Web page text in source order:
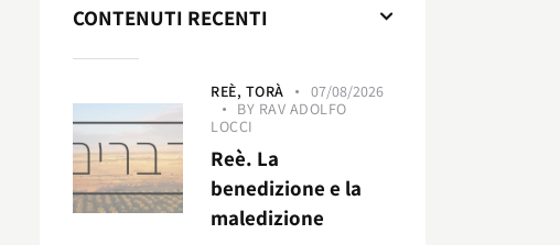
CONTENUTI RECENTI
REÈ, TORÀ
07/08/2026
BY RAV ADOLFO
LOCCI
Reè. La
benedizione e la
maledizione